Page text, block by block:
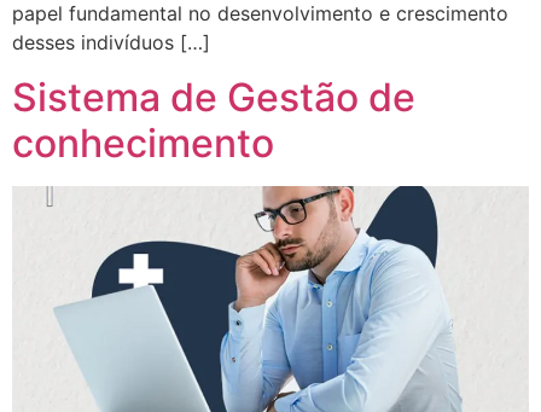
papel fundamental no desenvolvimento e crescimento
desses indivíduos […]
Sistema de Gestão de
conhecimento